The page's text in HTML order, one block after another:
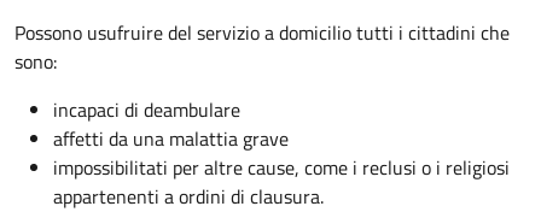
Possono usufruire del servizio a domicilio tutti i cittadini che
sono:
incapaci di deambulare
affetti da una malattia grave
impossibilitati per altre cause, come i reclusi o i religiosi
appartenenti a ordini di clausura.